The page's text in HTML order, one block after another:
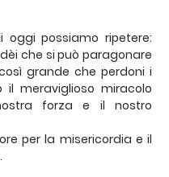
possiamo ripetere:
che si può paragonare
grande che perdoni i
meraviglioso miracolo
forza e il nostro
per la misericordia e il